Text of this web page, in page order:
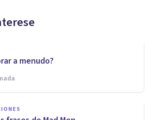
a menudo?